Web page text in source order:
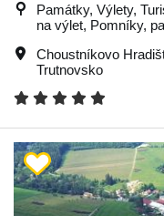
Památky, Výlety,
na výlet, Pomníky,
Choustníkovo
Trutnovsko